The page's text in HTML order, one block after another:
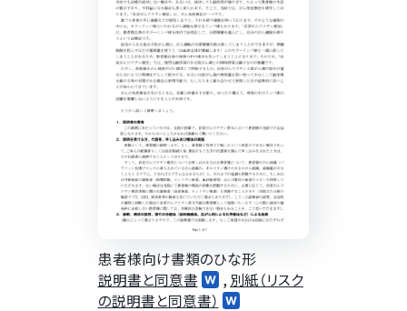
患者様向け書類のひな形
説明書と同意書
, 別紙（リスク
の説明書と同意書）